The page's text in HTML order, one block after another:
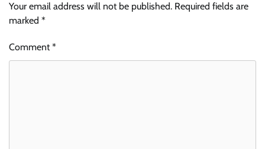
Your email address will not be published. Required fields are
marked *
Comment*